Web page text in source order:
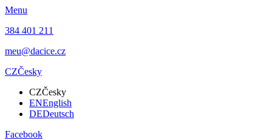
Menu
384 401 211
meu@dacice.cz
CZČesky
CZČesky
ENEnglish
DEDeutsch
Facebook